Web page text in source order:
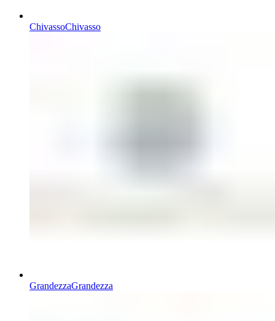
ChivassoChivasso
GrandezzaGrandezza